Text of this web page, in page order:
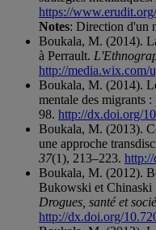
https://
Notes: Direction d'un
Boukala, M. (2014).
à Perrault.
http://media.wix.com/
Boukala, M. (2014).
mentale des migrants
98. http://dx.doi.org/
Boukala, M. (2013).
une approche
37(1), 213–223.
Boukala, M. (2012).
Bukowski et Chinaski
Drogues, santé et
http://dx.doi.org/